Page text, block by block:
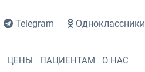
Telegram Одноклассники
ЦЕНЫ ПАЦИЕНТАМ О НАС